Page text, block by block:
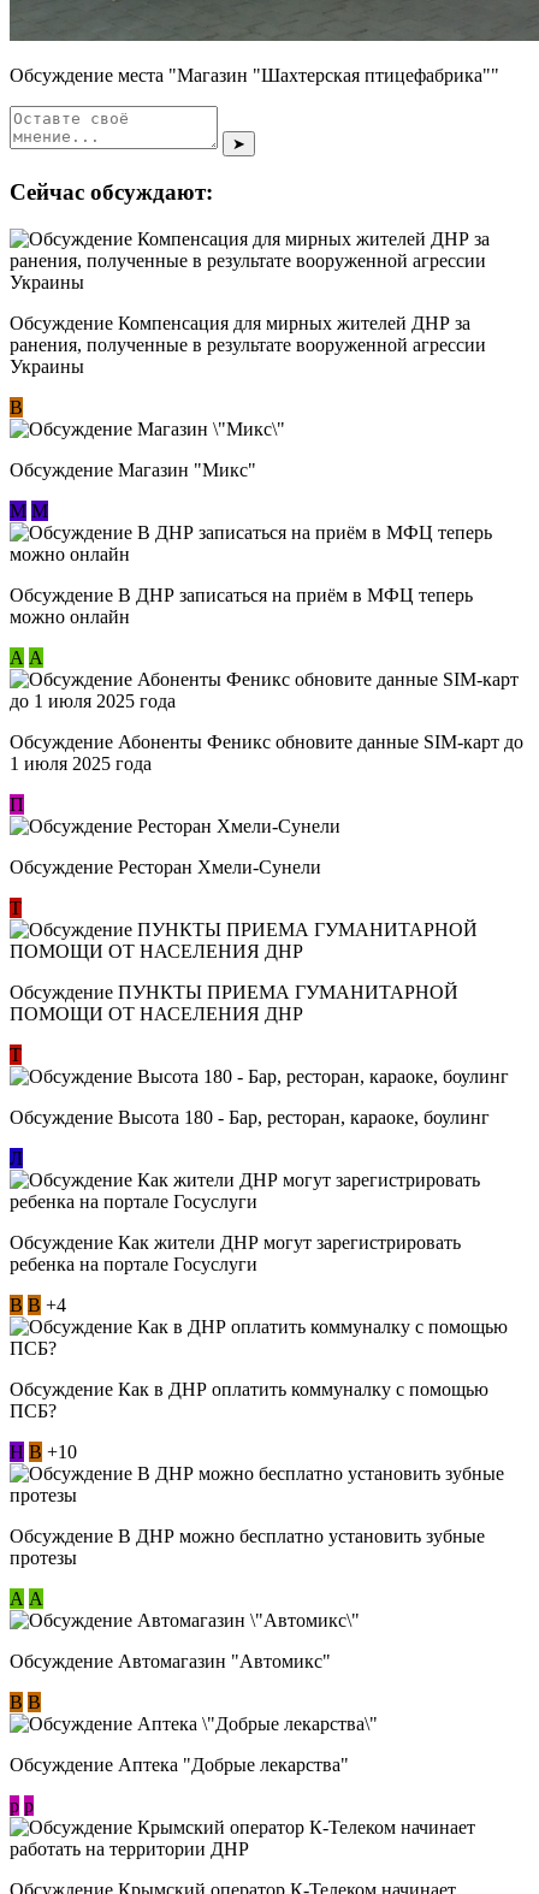
Обсуждение места "Магазин "Шахтерская птицефабрика""
➤
Сейчас обсуждают:
Обсуждение Компенсация для мирных жителей ДНР за
ранения, полученные в результате вооруженной агрессии
Украины
В
Обсуждение Магазин "Микс"
М М
Обсуждение В ДНР записаться на приём в МФЦ теперь
можно онлайн
А А
Обсуждение Абоненты Феникс обновите данные SIM-карт до
1 июля 2025 года
П
Обсуждение Ресторан Хмели-Сунели
Т
Обсуждение ​ПУНКТЫ ПРИЕМА ГУМАНИТАРНОЙ
ПОМОЩИ ОТ НАСЕЛЕНИЯ ДНР
Т
Обсуждение Высота 180 - Бар, ресторан, караоке, боулинг
Л
Обсуждение Как жители ДНР могут зарегистрировать
ребенка на портале Госуслуги
В В +4
Обсуждение Как в ДНР оплатить коммуналку с помощью
ПСБ?
Н В +10
Обсуждение В ДНР можно бесплатно установить зубные
протезы
А А
Обсуждение Автомагазин "Автомикс"
В В
Обсуждение Аптека "Добрые лекарства"
p p
Обсуждение Крымский оператор К-Телеком начинает